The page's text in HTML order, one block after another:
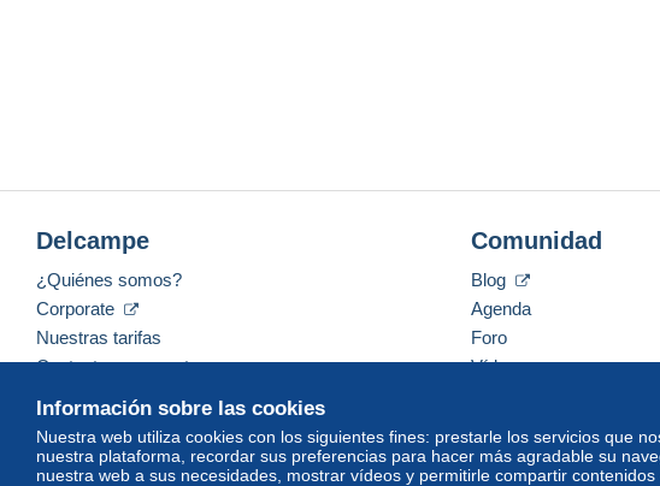
Información sobre las cookies
Nuestra web utiliza cookies con los siguientes fines: prestarle los servicios que
nuestra plataforma, recordar sus preferencias para hacer más agradable su
nuestra web a sus necesidades, mostrar vídeos y permitirle compartir contenidos
Delcampe
¿Quiénes somos?
Corporate
Nuestras tarifas
Contacte con nosotros
Comunidad
Blog
Agenda
Foro
Vídeos
Español USD America/Indiana/Vevay Modo estándar